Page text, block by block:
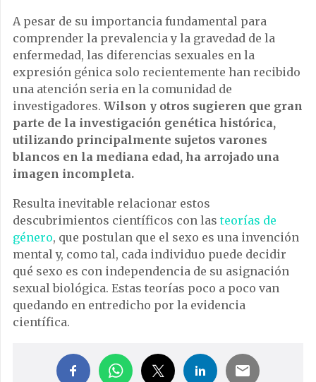
A pesar de su importancia fundamental para
comprender la prevalencia y la gravedad de la
enfermedad, las diferencias sexuales en la
expresión génica solo recientemente han recibido
una atención seria en la comunidad de
investigadores. Wilson y otros sugieren que gran
parte de la investigación genética histórica,
utilizando principalmente sujetos varones
blancos en la mediana edad, ha arrojado una
imagen incompleta.
Resulta inevitable relacionar estos
descubrimientos científicos con lasteorías de
género, que postulan que el sexo es una invención
mental y, como tal, cada individuo puede decidir
qué sexo es con independencia de su asignación
sexual biológica. Estas teorías poco a poco van
quedando en entredicho por la evidencia
científica.